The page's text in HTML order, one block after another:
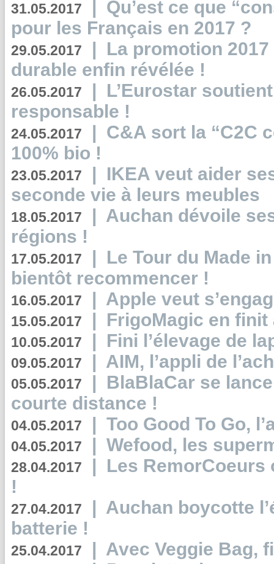
31.05.2017
Qu’est ce que
pour les Français en 2017 ?
29.05.2017 | La promotion
durable enfin révélée !
26.05.2017 | L’Eurostar
responsable !
24.05.2017 | C&A sort la “C2C
100% bio !
23.05.2017 | IKEA veut aider
seconde vie à leurs meubles
18.05.2017 | Auchan dévoile
régions !
17.05.2017 | Le Tour du Made
bientôt recommencer !
16.05.2017 | Apple veut
15.05.2017 | FrigoMagic en
10.05.2017 | Fini l’élevage de
09.05.2017 | AIM, l’appli de
05.05.2017 | BlaBlaCar se
courte distance !
04.05.2017 | Too Good To Go,
04.05.2017 | Wefood, les
28.04.2017 | Les RemorCoeurs
!
27.04.2017 | Auchan boycotte
batterie !
25.04.2017 | Avec Veggie Bag,